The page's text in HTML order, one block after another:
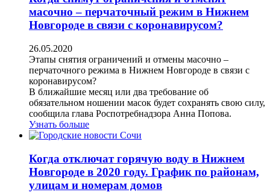
масочно – перчаточный режим в Нижнем
Новгороде в связи с коронавирусом?
26.05.2020
Этапы снятия ограничений и отмены масочно –
перчаточного режима в Нижнем Новгороде в связи с
коронавирусом?
В ближайшие месяц или два требование об
обязательном ношении масок будет сохранять свою силу,
сообщила глава Роспотребнадзора Анна Попова.
Узнать больше
Когда отключат горячую воду в Нижнем
Новгороде в 2020 году. График по районам,
улицам и номерам домов